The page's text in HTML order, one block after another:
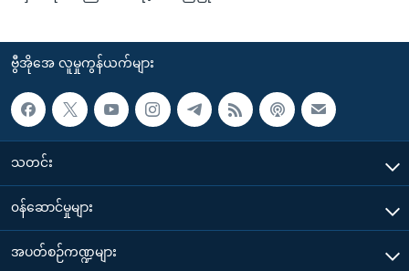
ဗွီအိုအေ လူမှုကွန်ယက်များ
သတင်း
၀န်ဆောင်မှုများ
အပတ်စဉ်ကဏ္ဍများ